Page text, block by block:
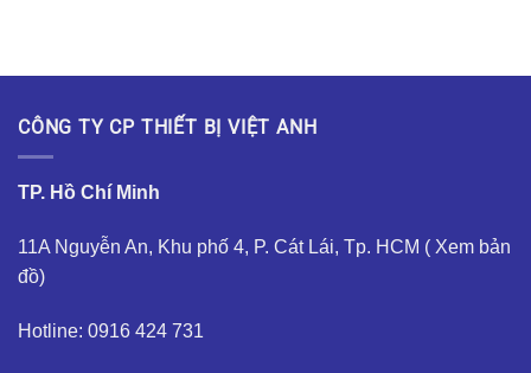
CÔNG TY CP THIẾT BỊ VIỆT ANH
TP. Hồ Chí Minh
11A Nguyễn An, Khu phố 4, P. Cát Lái, Tp. HCM ( Xem bản
đồ)
Hotline: 0916 424 731